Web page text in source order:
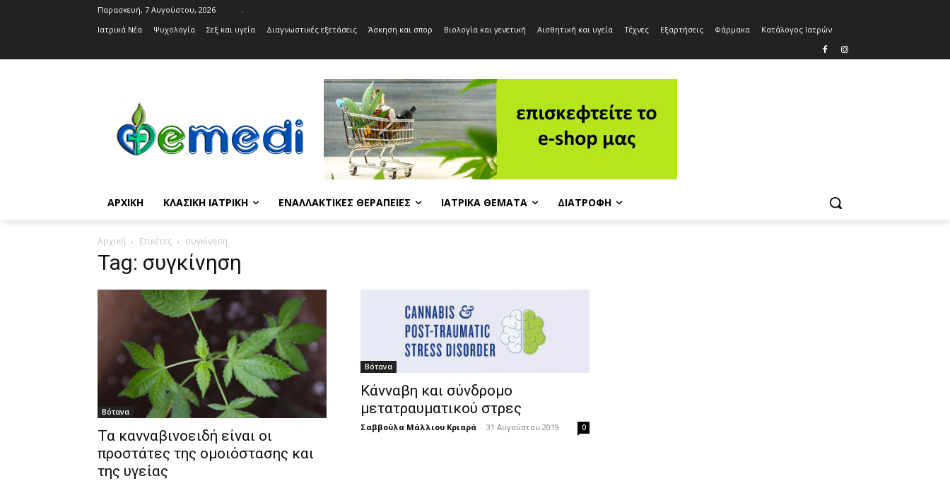
Παρασκευή, 7 Αυγούστου, 2026
.
Ιατρικά Νέα
Ψυχολογία Σεξ και υγεία Διαγνωστικές εξετάσεις Άσκηση και σπορ Βιολογία και γενετική Αισθητική και υγεία Τέχνες Εξαρτήσεις Φάρμακα Κατάλογος Ιατρών
ΑΡΧΙΚΉ ΚΛΑΣΙΚΉ ΙΑΤΡΙΚΉ ΕΝΑΛΛΑΚΤΙΚΈΣ ΘΕΡΑΠΕΊΕΣ ΙΑΤΡΙΚΆ ΘΈΜΑΤΑ ΔΙΑΤΡΟΦΉ
Αρχική Ετικέτες συγκίνηση
Tag: συγκίνηση
Βότανα
Τα κανναβινοειδή είναι οι
προστάτες της ομοιόστασης και
της υγείας
Βότανα
Κάνναβη και σύνδρομο
μετατραυματικού στρες
Σαββούλα Μάλλιου Κριαρά - 31 Αυγούστου 2019 0